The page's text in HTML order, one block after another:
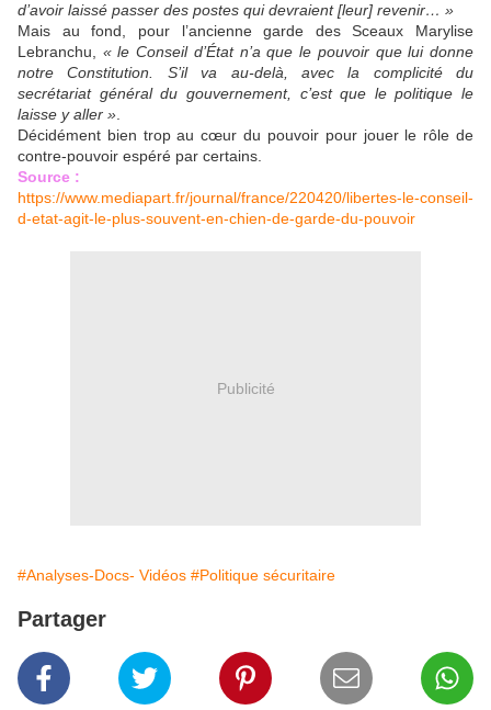
d’avoir laissé passer des postes qui devraient[leur] revenir… »
Mais au fond, pour l’ancienne garde des Sceaux Marylise
Lebranchu, « le Conseil d’État n’a que le pouvoir que lui donne
notre Constitution. S’il va au-delà, avec la complicité du
secrétariat général du gouvernement, c’est que le politique le
laisse y aller »
Décidément bien trop au cœur du pouvoir pour jouer le rôle de
contre-pouvoir espéré par certains.
Source :
https://www.mediapart.fr/journal/france/220420/libertes-le-conseil-
d-etat-agit-le-plus-souvent-en-chien-de-garde-du-pouvoir
Publicité
#Analyses-Docs- Vidéos #Politique sécuritaire
Partager